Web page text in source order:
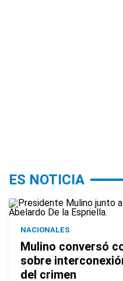
ES NOTICIA
NACIONALES
Mulino conversó
sobre
del crimen